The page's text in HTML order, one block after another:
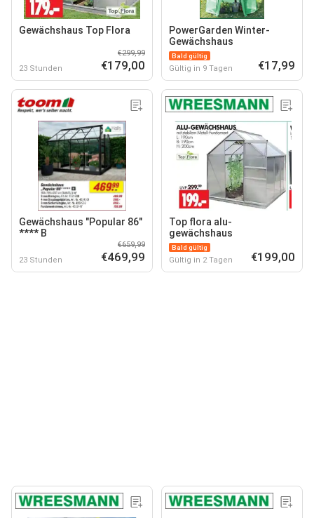
Gewächshaus Top Flora
23 Stunden
€299,99
€179,00
PowerGarden Winter-
Gewächshaus
Bald gültig
Gültig in 9 Tagen €17,99
Gewächshaus "Popular 86"
**** B
23 Stunden
€659,99
€469,99
Top flora alu-
gewächshaus
Bald gültig
Gültig in 2 Tagen €199,00